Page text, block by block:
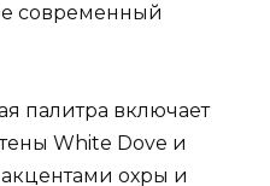
современный
палитра включает
White Dove и
охры и